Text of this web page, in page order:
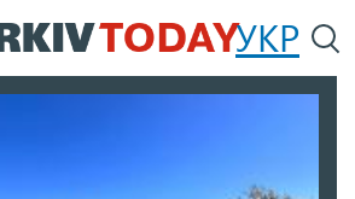
Перейти
к
УКР